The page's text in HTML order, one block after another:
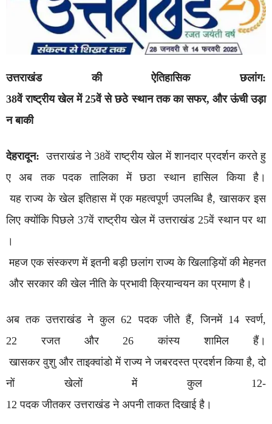
उत्तराखंडकीऐतिहासिकछलांग:
38वेंराष्ट्रीयखेलमें 25वेंसेछठेस्थानतककासफर, औरऊंचीउड़ा
नबाकी
देहरादून:उत्तराखंड ने 38वें राष्ट्रीय खेल में शानदार प्रदर्शन करते हु
ए अब तक पदक तालिका में छठा स्थान हासिल किया है।
यह राज्य के खेल इतिहास में एक महत्वपूर्ण उपलब्धि है, खासकर इस
लिए क्योंकि पिछले 37वें राष्ट्रीय खेल में उत्तराखंड 25वें स्थान पर था
।
महज एक संस्करण में इतनी बड़ी छलांग राज्य के खिलाड़ियों की मेहनत
और सरकार की खेल नीति के प्रभावी क्रियान्वयन का प्रमाण है।
अब तक उत्तराखंड ने कुल 62 पदक जीते हैं, जिनमें 14 स्वर्ण,
22 रजत और 26 कांस्य शामिल हैं।
खासकर वुशु और ताइक्वांडो में राज्य ने जबरदस्त प्रदर्शन किया है, दो
नों खेलों में कुल 12-
12 पदक जीतकर उत्तराखंड ने अपनी ताकत दिखाई है।